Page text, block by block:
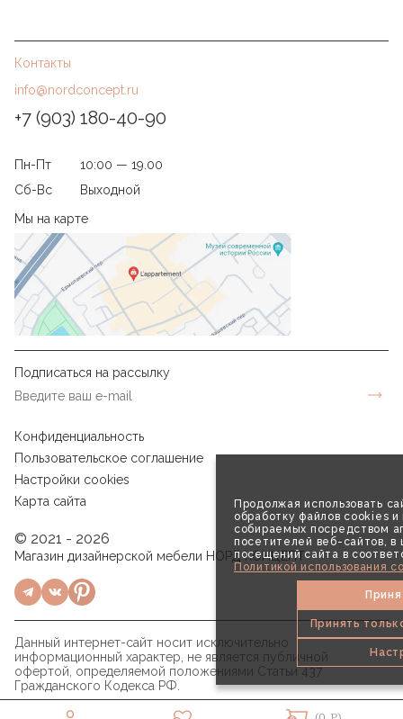
Продолжая использовать
обработку файлов cookies и
собираемых посредством
посетителей веб-сайтов, в
посещений сайта в
Политикой использования
Принять
Контакты
info@nordconcept.ru
+7 (903) 180-40-90
Пн-Пт
10:00 — 19.00
Сб-Вс
Выходной
Мы на карте
Подписаться на рассылку
Конфиденциальность
Пользовательское соглашение
Настройки cookies
Карта сайта
© 2021 - 2026
Магазин дизайнерской мебели НОРД КОНЦЕПТ
Данный интернет-сайт носит исключительно
информационный характер, не является публичной
офертой, определяемой положениями Статьи 437
Гражданского Кодекса РФ.